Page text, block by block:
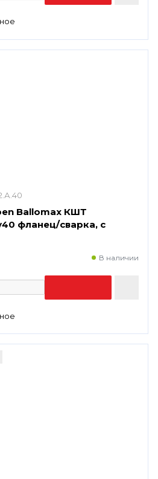
Ballomax КШТ
фланец/сварка, с
В наличии